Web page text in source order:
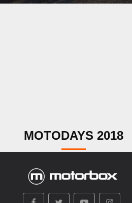
MOTODAYS 2018